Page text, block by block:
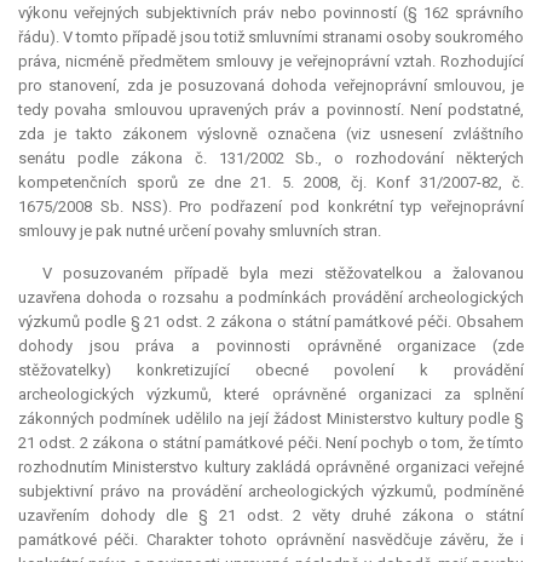
výkonu veřejných subjektivních práv nebo povinností (§ 162 správního
řádu). V tomto případě jsou totiž smluvními stranami osoby soukromého
práva, nicméně předmětem smlouvy je veřejnoprávní vztah. Rozhodující
pro stanovení, zda je posuzovaná dohoda veřejnoprávní smlouvou, je
tedy povaha smlouvou upravených práv a povinností. Není podstatné,
zda je takto zákonem výslovně označena (viz usnesení zvláštního
senátu podle zákona č. 131/2002 Sb., o rozhodování některých
kompetenčních sporů ze dne 21. 5. 2008, čj. Konf 31/2007-82, č.
1675/2008 Sb. NSS). Pro podřazení pod konkrétní typ veřejnoprávní
smlouvy je pak nutné určení povahy smluvních stran.
V posuzovaném případě byla mezi stěžovatelkou a žalovanou
uzavřena dohoda o rozsahu a podmínkách provádění archeologických
výzkumů podle § 21 odst. 2 zákona o státní památkové péči. Obsahem
dohody jsou práva a povinnosti oprávněné organizace (zde
stěžovatelky) konkretizující obecné povolení k provádění
archeologických výzkumů, které oprávněné organizaci za splnění
zákonných podmínek udělilo na její žádost Ministerstvo kultury podle §
21 odst. 2 zákona o státní památkové péči. Není pochyb o tom, že tímto
rozhodnutím Ministerstvo kultury zakládá oprávněné organizaci veřejné
subjektivní právo na provádění archeologických výzkumů, podmíněné
uzavřením dohody dle § 21 odst. 2 věty druhé zákona o státní
památkové péči. Charakter tohoto oprávnění nasvědčuje závěru, že i